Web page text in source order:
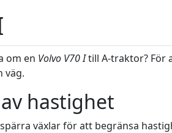
om en Volvo V70 Itill A-traktor? För
väg.
hastighet
växlar för att begränsa